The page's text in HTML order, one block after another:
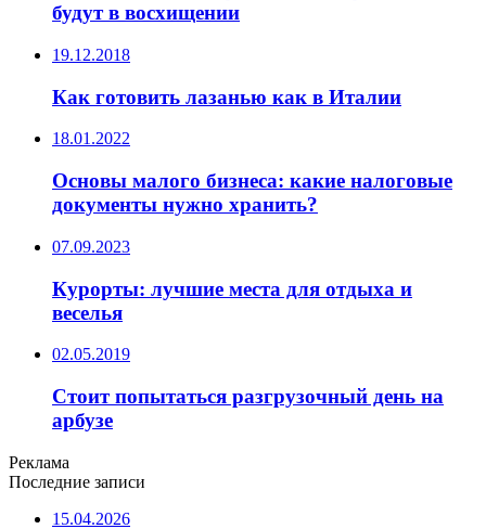
будут в восхищении
19.12.2018
Как готовить лазанью как в Италии
18.01.2022
Основы малого бизнеса: какие налоговые
документы нужно хранить?
07.09.2023
Курорты: лучшие места для отдыха и
веселья
02.05.2019
Стоит попытаться разгрузочный день на
арбузе
Реклама
Последние записи
15.04.2026